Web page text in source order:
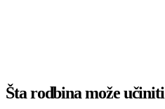
Šta rodbina može učiniti